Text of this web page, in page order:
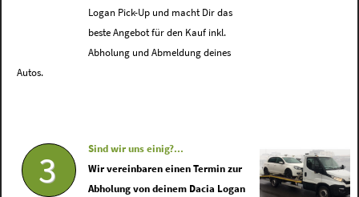
Logan Pick-Up und macht Dir das
beste Angebot für den Kauf inkl.
Abholung und Abmeldung deines
Autos.
3
Sind wir uns einig?...
Wir vereinbaren einen Termin zur
Abholung von deinem Dacia Logan